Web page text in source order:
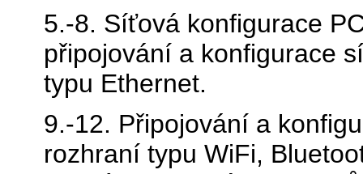
5.-8. Síťová konfigurace
připojování a konfigurace
typu Ethernet.
9.-12. Připojování a
rozhraní typu WiFi,